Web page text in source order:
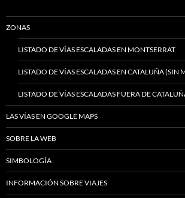
ZONAS
LISTADO DE VÍAS ESCALADAS EN MONTSERRAT
LISTADO DE VÍAS ESCALADAS EN CATALUÑA (SIN
LISTADO DE VÍAS ESCALADAS FUERA DE
LAS VÍAS EN GOOGLE MAPS
SOBRE LA WEB
SIMBOLOGÍA
INFORMACIÓN SOBRE VIAJES